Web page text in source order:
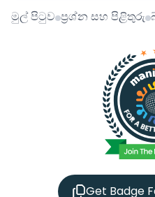
මුල් පිටුව ප්‍රශ්න සහ පිළිතුරු
Get Badge